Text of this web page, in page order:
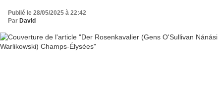
Publié le 28/05/2025 à 22:42
Par David